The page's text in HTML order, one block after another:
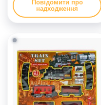
Повідомити про
надходження